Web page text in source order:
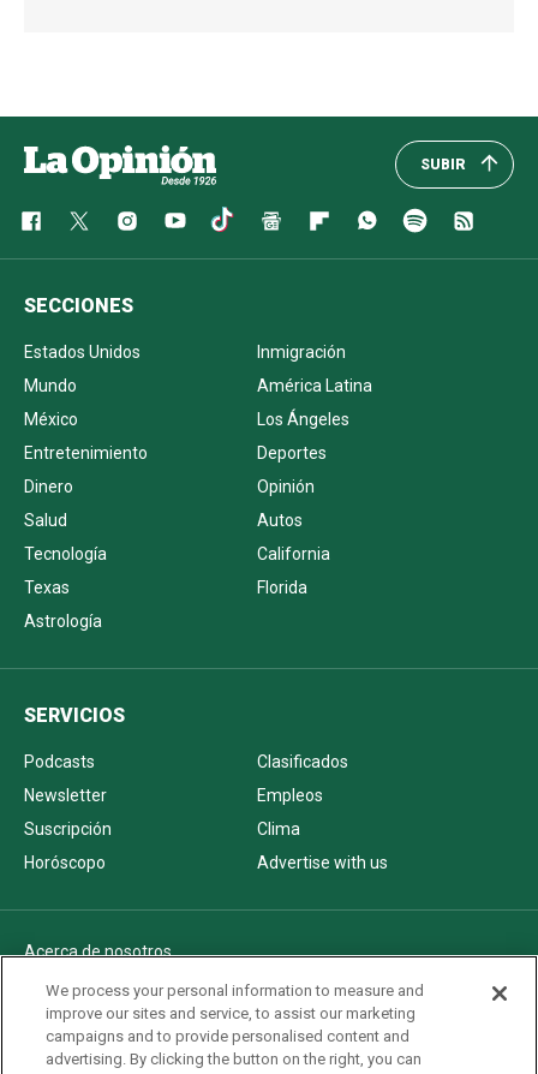
SUBIR
SECCIONES
Estados Unidos
Inmigración
Mundo
América Latina
México
Los Ángeles
Entretenimiento
Deportes
Dinero
Opinión
Salud
Autos
Tecnología
California
Texas
Florida
Astrología
SERVICIOS
Podcasts
Clasificados
Newsletter
Empleos
Suscripción
Clima
Horóscopo
Advertise with us
Acerca de nosotros
Politica de privacidad
Pautas Editoriales
AdChoices
We process your personal information to measure and
improve our sites and service, to assist our marketing
campaigns and to provide personalised content and
advertising. By clicking the button on the right, you can